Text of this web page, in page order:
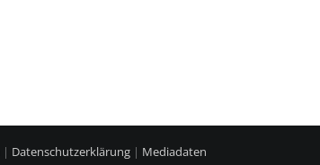
| Datenschutzerklärung | Mediadaten